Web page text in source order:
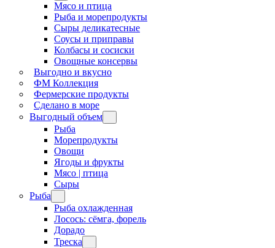
Мясо и птица
Рыба и морепродукты
Сыры деликатесные
Соусы и приправы
Колбасы и сосиски
Овощные консервы
Выгодно и вкусно
ФМ Коллекция
Фермерские продукты
Сделано в море
Выгодный объем
Рыба
Морепродукты
Овощи
Ягоды и фрукты
Мясо | птица
Сыры
Рыба
Рыба охлажденная
Лосось: сёмга, форель
Дорадо
Треска